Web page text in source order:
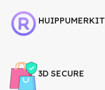
HUIPPUMERKIT
3D SECURE